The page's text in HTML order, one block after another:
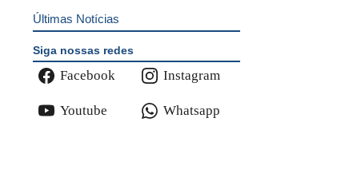
Últimas Notícias
Siga nossas redes
Facebook Instagram
Youtube Whatsapp